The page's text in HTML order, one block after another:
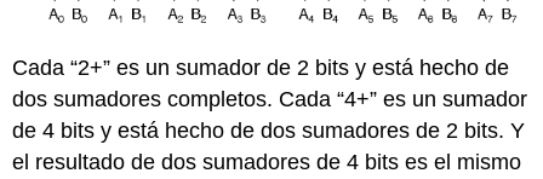
Cada “2+” es un sumador de 2 bits y está hecho de
dos sumadores completos. Cada “4+” es un sumador
de 4 bits y está hecho de dos sumadores de 2 bits. Y
el resultado de dos sumadores de 4 bits es el mismo